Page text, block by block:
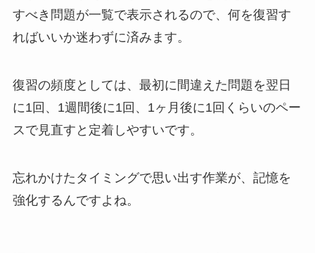
すべき問題が一覧で表示されるので、何を復習す
ればいいか迷わずに済みます。
復習の頻度としては、最初に間違えた問題を翌日
に1回、1週間後に1回、1ヶ月後に1回くらいのペー
スで見直すと定着しやすいです。
忘れかけたタイミングで思い出す作業が、記憶を
強化するんですよね。